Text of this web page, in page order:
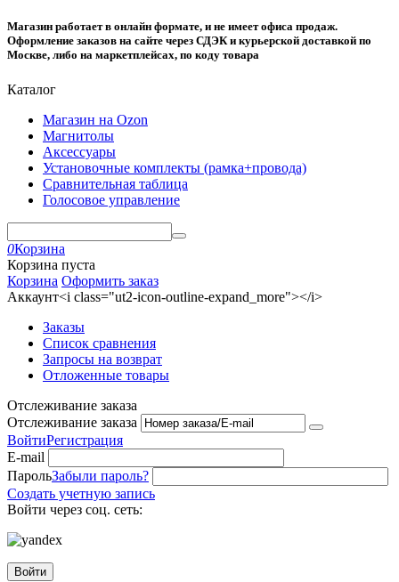
Магазин работает в онлайн формате, и не имеет офиса продаж.
Оформление заказов на сайте через СДЭК и курьерской доставкой по
Москве, либо на маркетплейсах, по коду товара
Каталог
Магазин на Ozon
Магнитолы
Аксессуары
Установочные комплекты (рамка+провода)
Сравнительная таблица
Голосовое управление
0Корзина
Корзина пуста
Корзина Оформить заказ
Аккаунт<i class="ut2-icon-outline-expand_more"></i>
Заказы
Список сравнения
Запросы на возврат
Отложенные товары
Отслеживание заказа
Отслеживание заказа
ВойтиРегистрация
E-mail
ПарольЗабыли пароль?
Создать учетную запись
Войти через соц. сеть:
Войти